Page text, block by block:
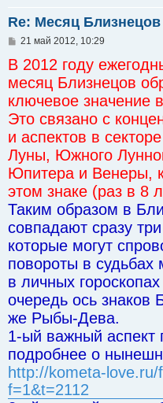
Re: Месяц Близнецов
С
о
б
щ
н
и
е
21 май 2012, 10:29
В 2012 году
месяц Близнецов
ключевое значение
Это связано с
и аспектов в
Луны, Южного
Юпитера и Венеры,
этом знаке (раз в 8
Таким образом в
совпадают сразу
которые могут
повороты в судьбах
в личных
очередь ось знаков
же Рыбы-Дева.
1-ый важный аспект
подробнее о
http://kometa-
f=1&t=2112